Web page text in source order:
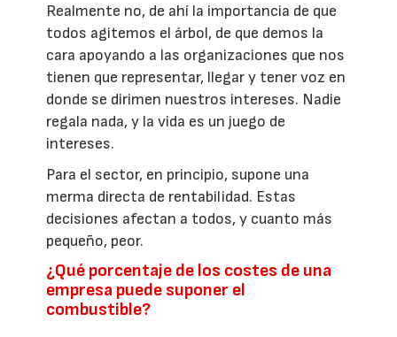
Realmente no, de ahí la importancia de que
todos agitemos el árbol, de que demos la
cara apoyando a las organizaciones que nos
tienen que representar, llegar y tener voz en
donde se dirimen nuestros intereses. Nadie
regala nada, y la vida es un juego de
intereses.
Para el sector, en principio, supone una
merma directa de rentabilidad. Estas
decisiones afectan a todos, y cuanto más
pequeño, peor.
¿Qué porcentaje de los costes de una
empresa puede suponer el
combustible?